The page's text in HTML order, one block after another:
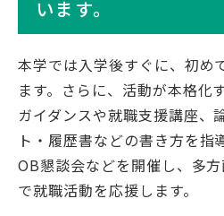
います。
本学では入学後すぐに、初め
ます。さらに、活動が本格化
ガイダンスや就職支援講座、
ト・履歴書などの書き方を指
OB懇談会などを開催し、多
で就職活動を応援します。